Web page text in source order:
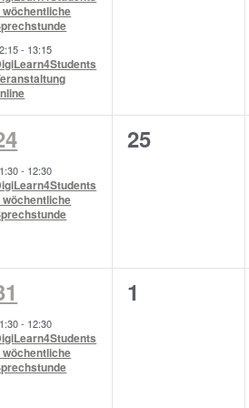
wöchentliche
- 13:15
- 12:30
wöchentliche
0
25
- 12:30
wöchentliche
0
1